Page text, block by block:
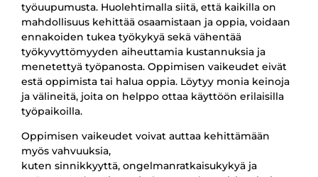
työuupumusta. Huolehtimalla siitä, että kaikilla on
mahdollisuus kehittää osaamistaan ja oppia, voidaan
ennakoiden tukea työkykyä sekä vähentää
työkyvyttömyyden aiheuttamia kustannuksia ja
menetettyä työpanosta. Oppimisen vaikeudet eivät
estä oppimista tai halua oppia. Löytyy monia keinoja
ja välineitä, joita on helppo ottaa käyttöön erilaisilla
työpaikoilla.
Oppimisen vaikeudet voivat auttaa kehittämään
myös vahvuuksia,
kuten sinnikkyyttä, ongelmanratkaisukykyä ja